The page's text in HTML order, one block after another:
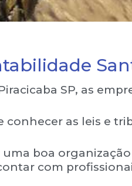
SP, as
conhecer as leis e
boa
com